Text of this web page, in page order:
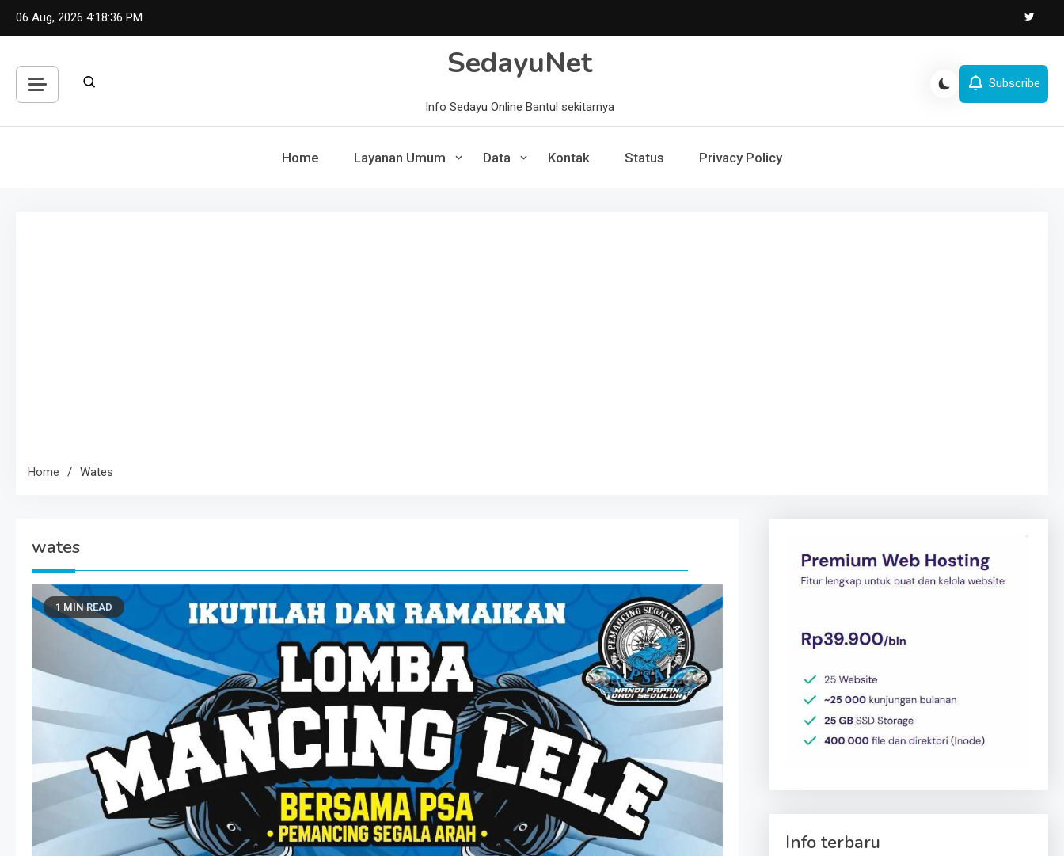
Skip
06 Aug, 2026 4:18:38 PM
SedayuNet
Info Sedayu Online Bantul sekitarnya
Subscribe
Home Layanan Umum Data Kontak Status Privacy Policy
Home Wates
wates
1 MIN READ
Info terbaru